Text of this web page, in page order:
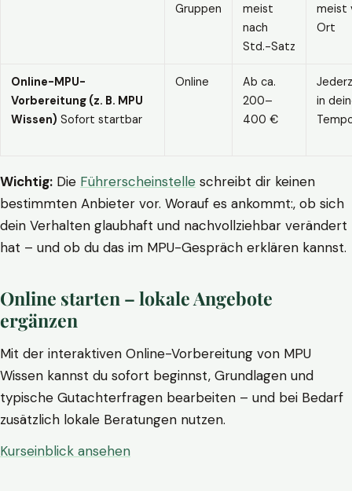
Gruppen
meist
nach
Std.-Satz
meist
Ort
Online-MPU-
Vorbereitung (z. B. MPU
Wissen) Sofort startbar
Online
Ab ca.
200–
400 €
in
Wichtig: Die Führerscheinstelle schreibt dir keinen
bestimmten Anbieter vor. Worauf es ankommt:, ob sich
dein Verhalten glaubhaft und nachvollziehbar verändert
hat – und ob du das im MPU-Gespräch erklären kannst.
Online starten – lokale Angebote
ergänzen
Mit der interaktiven Online-Vorbereitung von MPU
Wissen kannst du sofort beginnst, Grundlagen und
typische Gutachterfragen bearbeiten – und bei Bedarf
zusätzlich lokale Beratungen nutzen.
Kurseinblick ansehen